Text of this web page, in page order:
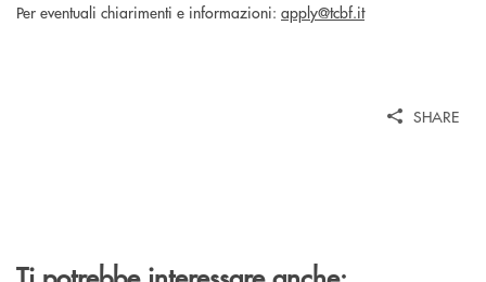
Per eventuali chiarimenti e informazioni: apply@tcbf.it
SHARE